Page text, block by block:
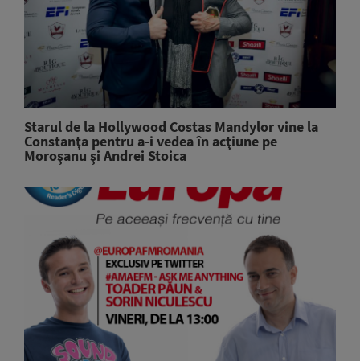
Starul de la Hollywood Costas Mandylor vine la
Constanţa pentru a-i vedea în acţiune pe
Moroşanu şi Andrei Stoica